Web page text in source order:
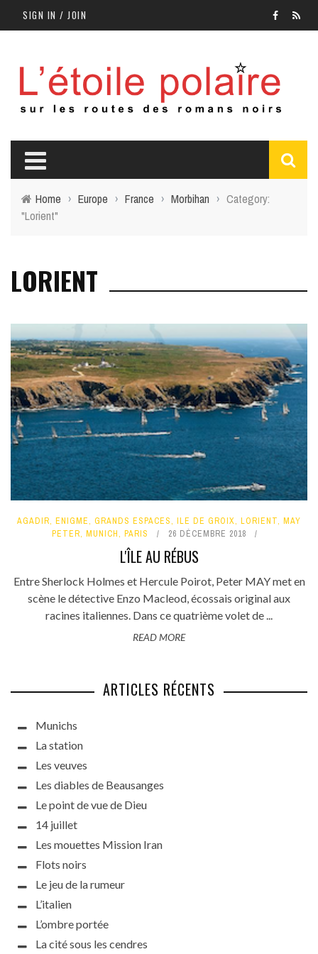
SIGN IN / JOIN
Home › Europe › France › Morbihan › Category:
"Lorient"
LORIENT
AGADIR, ENIGME, GRANDS ESPACES, ILE DE GROIX, LORIENT, MAY
PETER, MUNICH, PARIS 26 DÉCEMBRE 2018
L'ÎLE AU RÉBUS
Entre Sherlock Holmes et Hercule Poirot, Peter MAY met en
scène le détective Enzo Macleod, écossais original aux
racines italiennes. Dans ce quatrième volet de ...
READ MORE
ARTICLES RÉCENTS
Munichs
La station
Les veuves
Les diables de Beausanges
Le point de vue de Dieu
14 juillet
Les mouettes Mission Iran
Flots noirs
Le jeu de la rumeur
L’italien
L’ombre portée
La cité sous les cendres